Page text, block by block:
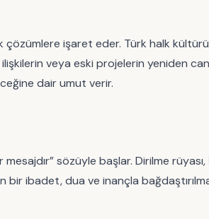
işaret eder. Türk halk
veya eski projelerin yeniden
dair umut verir.
sözüyle başlar. Dirilme
ibadet, dua ve inançla